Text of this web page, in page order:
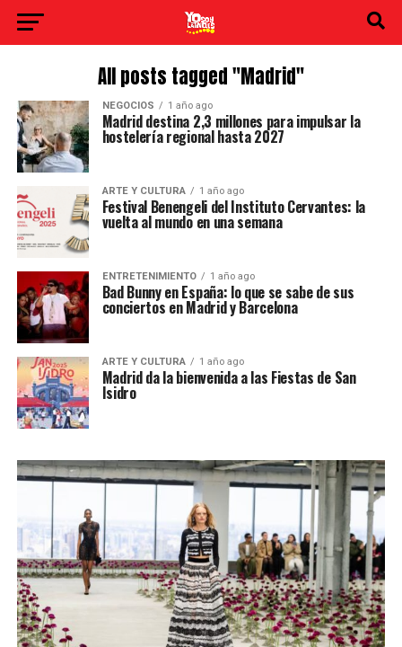
All posts tagged "Madrid"
NEGOCIOS 1 año ago
Madrid destina 2,3 millones para impulsar la
hostelería regional hasta 2027
ARTE Y CULTURA 1 año ago
Festival Benengeli del Instituto Cervantes: la
vuelta al mundo en una semana
ENTRETENIMIENTO 1 año ago
Bad Bunny en España: lo que se sabe de sus
conciertos en Madrid y Barcelona
ARTE Y CULTURA 1 año ago
Madrid da la bienvenida a las Fiestas de San
Isidro